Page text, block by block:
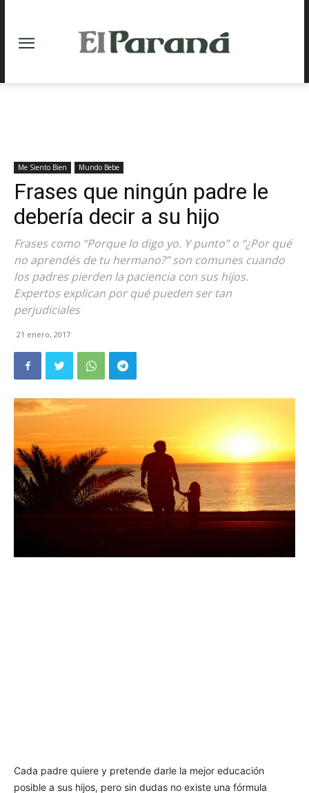
Me Siento Bien Mundo Bebe
Frases que ningún padre le
debería decir a su hijo
Frases como “Porque lo digo yo. Y punto” o “¿Por qué
no aprendés de tu hermano?” son comunes cuando
los padres pierden la paciencia con sus hijos.
Expertos explican por qué pueden ser tan
perjudiciales
21 enero, 2017
Cada padre quiere y pretende darle la mejor educación
posible a sus hijos, pero sin dudas no existe una fórmula